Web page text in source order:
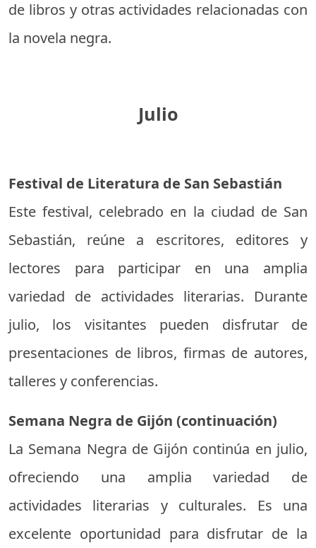
de libros y otras actividades relacionadas con
la novela negra.
Julio
Festival de Literatura de San Sebastián
Este festival, celebrado en la ciudad de San
Sebastián, reúne a escritores, editores y
lectores para participar en una amplia
variedad de actividades literarias. Durante
julio, los visitantes pueden disfrutar de
presentaciones de libros, firmas de autores,
talleres y conferencias.
Semana Negra de Gijón (continuación)
La Semana Negra de Gijón continúa en julio,
ofreciendo una amplia variedad de
actividades literarias y culturales. Es una
excelente oportunidad para disfrutar de la